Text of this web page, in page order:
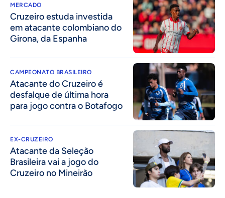
MERCADO
Cruzeiro estuda investida
em atacante colombiano do
Girona, da Espanha
CAMPEONATO BRASILEIRO
Atacante do Cruzeiro é
desfalque de última hora
para jogo contra o Botafogo
EX-CRUZEIRO
Atacante da Seleção
Brasileira vai a jogo do
Cruzeiro no Mineirão